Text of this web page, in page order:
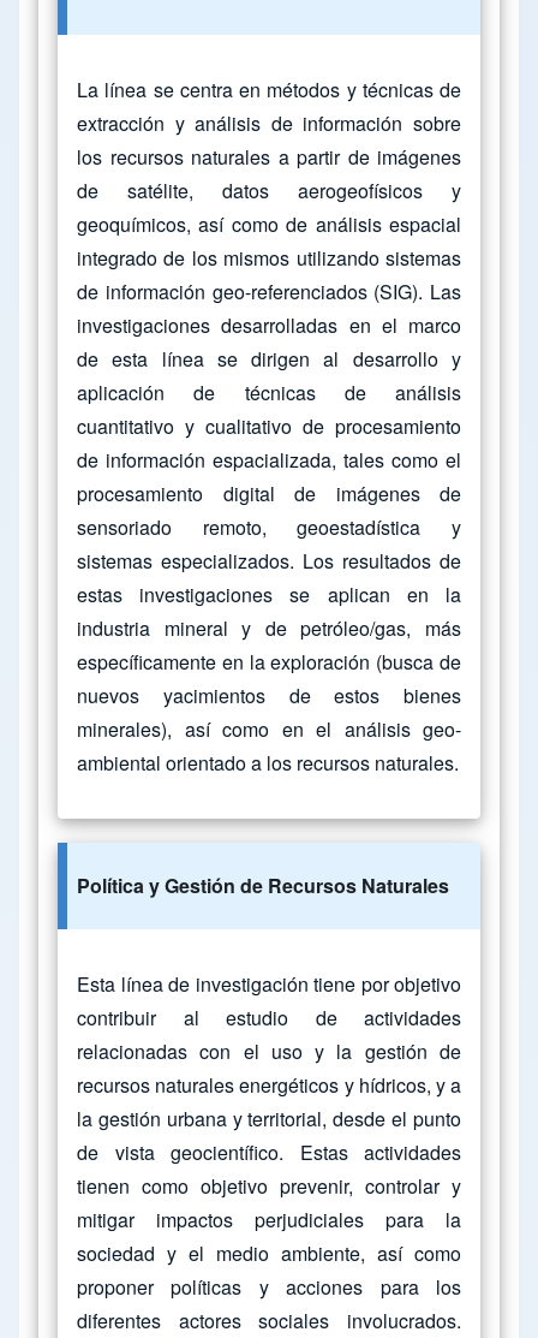
La línea se centra en métodos y técnicas de
extracción y análisis de información sobre
los recursos naturales a partir de imágenes
de satélite, datos aerogeofísicos y
geoquímicos, así como de análisis espacial
integrado de los mismos utilizando sistemas
de información geo-referenciados (SIG). Las
investigaciones desarrolladas en el marco
de esta línea se dirigen al desarrollo y
aplicación de técnicas de análisis
cuantitativo y cualitativo de procesamiento
de información espacializada, tales como el
procesamiento digital de imágenes de
sensoriado remoto, geoestadística y
sistemas especializados. Los resultados de
estas investigaciones se aplican en la
industria mineral y de petróleo/gas, más
específicamente en la exploración (busca de
nuevos yacimientos de estos bienes
minerales), así como en el análisis geo-
ambiental orientado a los recursos naturales.
Política y Gestión de Recursos Naturales
Esta línea de investigación tiene por objetivo
contribuir al estudio de actividades
relacionadas con el uso y la gestión de
recursos naturales energéticos y hídricos, y a
la gestión urbana y territorial, desde el punto
de vista geocientífico. Estas actividades
tienen como objetivo prevenir, controlar y
mitigar impactos perjudiciales para la
sociedad y el medio ambiente, así como
proponer políticas y acciones para los
diferentes actores sociales involucrados.